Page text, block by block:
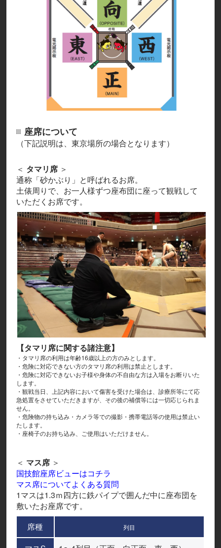
座席について
（下記説明は、東京場所の場合となります）
＜ タマリ席 ＞
通称「砂かぶり」と呼ばれるお席。
土俵周りで、お一人様ずつ座布団に座って観戦して
いただくお席です。
【タマリ席に関する諸注意】
・タマリ席の利用は年齢16歳以上の方のみとします。
・危険に対応できない方のタマリ席の利用は禁止とします。
・危険に対応できないお子様や身体の不自由な方は入場をお断りいた
します。
・観戦当日、上記内容において傷害を受けた場合は、診療所等にて応
急処置をさせていただきますが、その後の補償等には一切応じられま
せん。
・危険物の持ち込み・カメラ等での撮影・携帯電話等の使用は禁止い
たします。
・座椅子のお持ち込み、ご使用はいただけません。
＜ マス席 ＞
国技館座席ビューはコチラ
マス席についてよくある質問
1マスは1.3ｍ四方に鉄パイプで囲んだ中に座布団を
敷いたお座席です。
席種
列目